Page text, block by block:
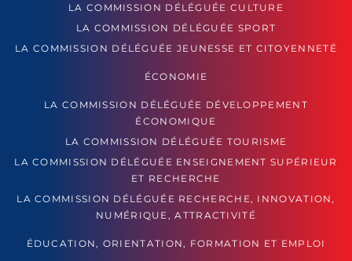
LA COMMISSION DÉLÉGUÉE CULTURE
LA COMMISSION DÉLÉGUÉE SPORT
LA COMMISSION DÉLÉGUÉE JEUNESSE ET CITOYENNETÉ
ÉCONOMIE
LA COMMISSION DÉLÉGUÉE DÉVELOPPEMENT
ÉCONOMIQUE
LA COMMISSION DÉLÉGUÉE TOURISME
LA COMMISSION DÉLÉGUÉE ENSEIGNEMENT SUPÉRIEUR
ET RECHERCHE
LA COMMISSION DÉLÉGUÉE RECHERCHE, INNOVATION,
NUMÉRIQUE, ATTRACTIVITÉ
ÉDUCATION, ORIENTATION, FORMATION ET EMPLOI